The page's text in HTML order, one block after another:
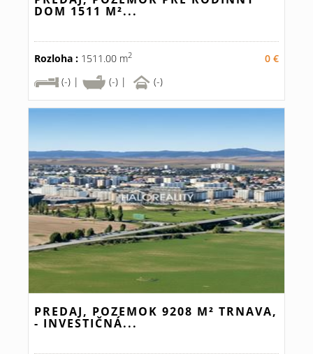
DOM 1511 M²...
Rozloha : 1511.00 m2
0 €
(-) |
(-) | (-)
PREDAJ, POZEMOK 9208 M² TRNAVA,
- INVESTIČNÁ...